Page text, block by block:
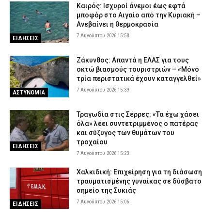
ανακοίνωση της ΕΛ.ΑΣ.
ΣΩΜΑΤΑ ΑΣΦΑΛΕΙΑΣ 7 Αυγούστου 2026 09:42
«Ελ. Βενιζέλος»: Συνελήφθη 37χρονος που προσπάθησε να
εισάγει 18 κιλά ακατέργαστης κάνναβης – Χειροπέδες σε άλλα
δύο άτομα
ΑΣΤΥΝΟΜΙΑ 7 Αυγούστου 2026 09:29
Γουδί: 53χρονη ανασύρθηκε νεκρή από ακάλυπτο πολυκατοικίας
– Έπεσε από τον πέμπτο όροφο
ΕΙΔΗΣΕΙΣ
Καιρός: Ισχυροί άνεμοι έως εφτά
μποφόρ στο Αιγαίο από την Κυριακή –
Ανεβαίνει η θερμοκρασία
7 Αυγούστου 2026 15:58
ΑΣΤΥΝΟΜΙΑ
Ζάκυνθος: Απαντά η ΕΛΑΣ για τους
οκτώ βιασμούς τουριστριών – «Μόνο
τρία περιστατικά έχουν καταγγελθεί»
7 Αυγούστου 2026 15:39
ΕΙΔΗΣΕΙΣ
Τραγωδία στις Σέρρες: «Τα έχω χάσει
όλα» λέει συντετριμμένος ο πατέρας
και σύζυγος των θυμάτων του
τροχαίου
7 Αυγούστου 2026 15:23
ΕΙΔΗΣΕΙΣ
Χαλκιδική: Επιχείρηση για τη διάσωση
τραυματισμένης γυναίκας σε δύσβατο
σημείο της Συκιάς
7 Αυγούστου 2026 15:06